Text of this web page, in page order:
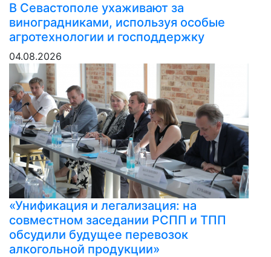
В Севастополе ухаживают за
виноградниками, используя особые
агротехнологии и господдержку
04.08.2026
«Унификация и легализация: на
совместном заседании РСПП и ТПП
обсудили будущее перевозок
алкогольной продукции»